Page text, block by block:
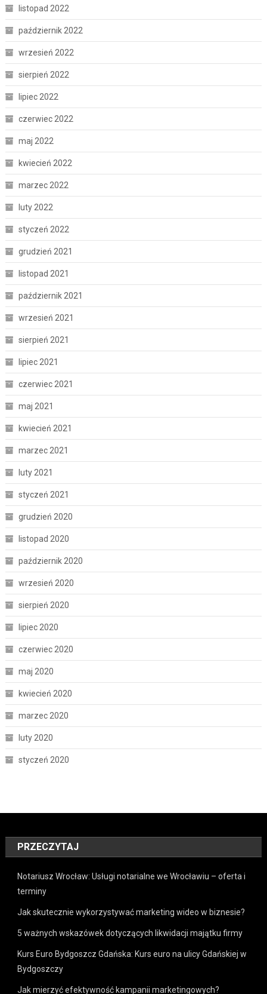
listopad 2022
październik 2022
wrzesień 2022
sierpień 2022
lipiec 2022
czerwiec 2022
maj 2022
kwiecień 2022
marzec 2022
luty 2022
styczeń 2022
grudzień 2021
listopad 2021
październik 2021
wrzesień 2021
sierpień 2021
lipiec 2021
czerwiec 2021
maj 2021
kwiecień 2021
marzec 2021
luty 2021
styczeń 2021
grudzień 2020
listopad 2020
październik 2020
wrzesień 2020
sierpień 2020
lipiec 2020
czerwiec 2020
maj 2020
kwiecień 2020
marzec 2020
luty 2020
styczeń 2020
PRZECZYTAJ
Notariusz Wrocław: Usługi notarialne we Wrocławiu – oferta i
terminy
Jak skutecznie wykorzystywać marketing wideo w biznesie?
5 ważnych wskazówek dotyczących likwidacji majątku firmy
Kurs Euro Bydgoszcz Gdańska: Kurs euro na ulicy Gdańskiej w
Bydgoszczy
Jak mierzyć efektywność kampanii marketingowych?